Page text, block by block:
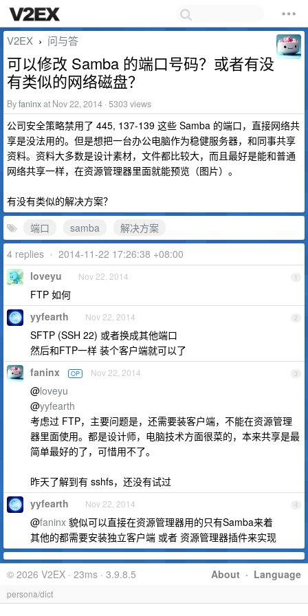
V2EX › 问与答
可以修改 Samba 的端口号码？或者有没
有类似的网络磁盘？
Byfaninxat Nov 22, 2014 · 5303 views
公司安全策略禁用了 445, 137-139 这些 Samba 的端口，直接网络共
享是没法用的。但是想把一台办公电脑作为稳健服务器，和同事共享
资料。资料大多数是设计素材，文件都比较大，而且最好是能和普通
网络共享一样，在资源管理器里面就能预览（图片）。
有没有类似的解决方案？
端口
samba
解决方案
4 replies • 2014-11-22 17:26:38 +08:00
1
loveyu Nov 22, 2014
FTP 如何
2
yyfearth Nov 22, 2014
SFTP (SSH 22) 或者换成其他端口
然后和FTP一样 装个客户端就可以了
3
faninx OP Nov 22, 2014
@loveyu
@yyfearth
考虑过 FTP，主要问题是，还需要装客户端，不能在资源管理
器里面使用。都是设计师，电脑技术方面很菜的，本来共享是最
简单最好的了，可惜用不了。
昨天了解到有 sshfs，还没有试过
4
yyfearth Nov 22, 2014
@faninx 貌似可以直接在资源管理器用的只有Samba来着
其他的都需要安装独立客户端 或者 资源管理器插件来实现
About · Language
© 2026 V2EX · 23ms · 3.9.8.5
persona/dict